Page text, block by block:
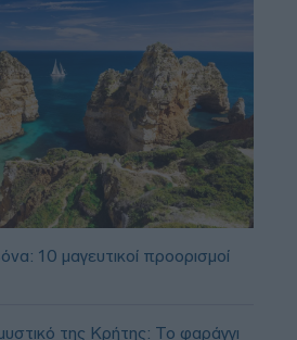
10 μαγευτικοί προορισμοί
της Κρήτης: Το φαράγγι